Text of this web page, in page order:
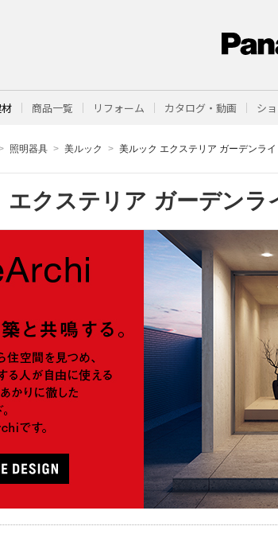
商品一覧 リフォーム カタログ・動画 シ
照明器具 美ルック 美ルック エクステリア ガーデンライ
エクステリア ガーデンラ